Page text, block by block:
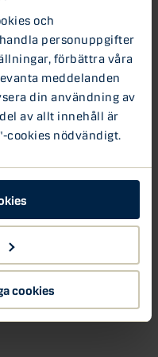
och
personuppgifter
förbättra våra
meddelanden
din användning av
av allt innehåll är
cookies nödvändigt.
cookies
i just de
och delar med sig
bör fokusera på
som varit med och
report 2017
som vill ha
I rapporten har
risker och
kännetecknar
att ta del av
kontakta